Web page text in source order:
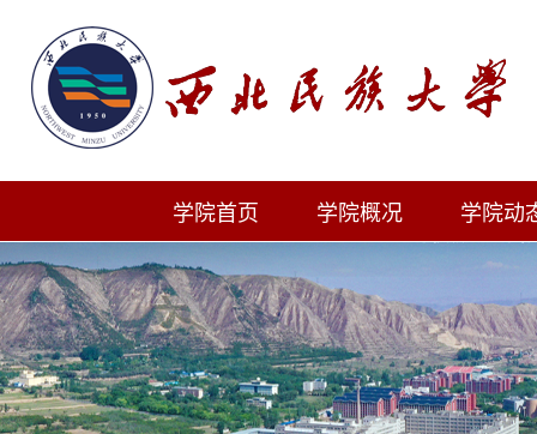
学院首页 学院概况 学院动